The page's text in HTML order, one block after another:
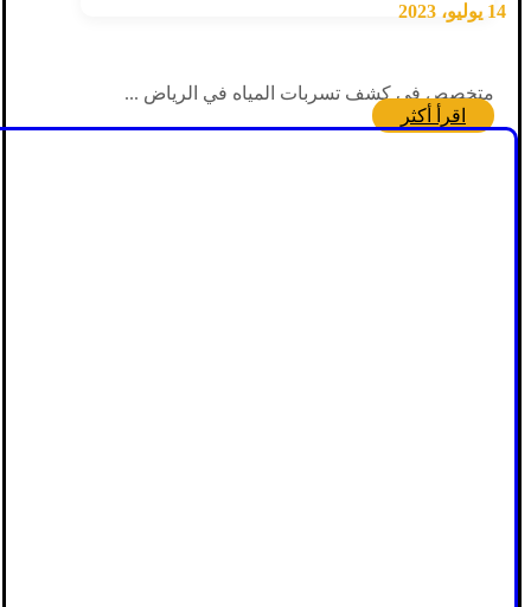
14 يوليو، 2023
متخصص في كشف تسربات المياه في الرياض ...
اقرأ أكثر